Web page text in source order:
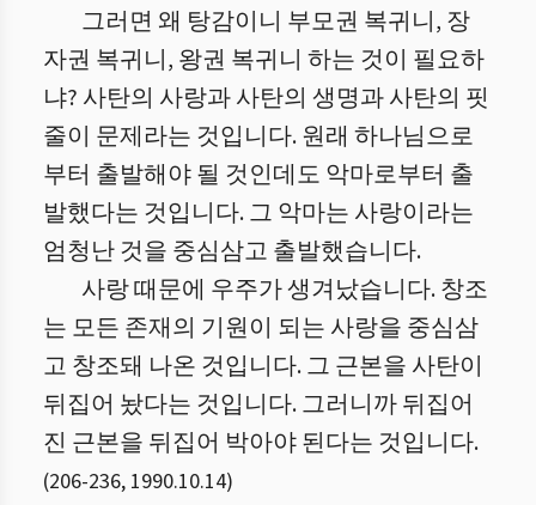
그러면 왜 탕감이니 부모권 복귀니, 장
자권 복귀니, 왕권 복귀니 하는 것이 필요하
냐? 사탄의 사랑과 사탄의 생명과 사탄의 핏
줄이 문제라는 것입니다. 원래 하나님으로
부터 출발해야 될 것인데도 악마로부터 출
발했다는 것입니다. 그 악마는 사랑이라는
엄청난 것을 중심삼고 출발했습니다.
사랑 때문에 우주가 생겨났습니다. 창조
는 모든 존재의 기원이 되는 사랑을 중심삼
고 창조돼 나온 것입니다. 그 근본을 사탄이
뒤집어 놨다는 것입니다. 그러니까 뒤집어
진 근본을 뒤집어 박아야 된다는 것입니다.
(206-236, 1990.10.14)